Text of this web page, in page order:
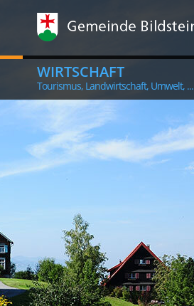
WIRTSCHAFT
Tourismus, Landwirtschaft, Umwelt, ...